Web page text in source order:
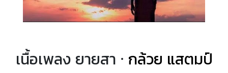
เนื้อเพลง ยายสา · กล้วย แสตมป์